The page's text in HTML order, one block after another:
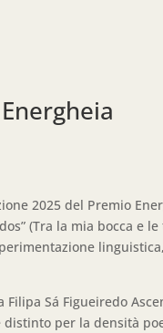
2025 del Premio
(Tra la mia bocca e le
Sá Figueiredo
distinto per la densità